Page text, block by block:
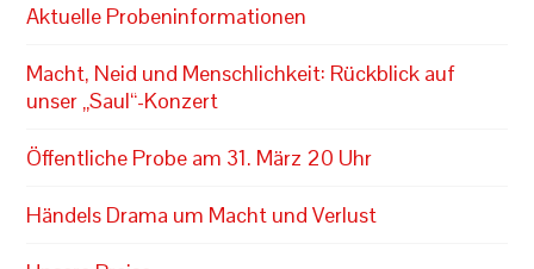
Aktuelle Probeninformationen
Macht, Neid und Menschlichkeit: Rückblick auf
unser „Saul“-Konzert
Öffentliche Probe am 31. März 20 Uhr
Händels Drama um Macht und Verlust